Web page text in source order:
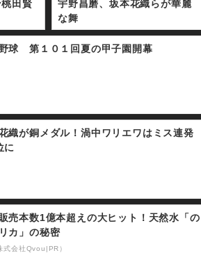
田賢
宇野昌磨、坂本花織らが華麗
な舞
球 第１０１回夏の甲子園開幕
織が銅メダル！渦中ワリエワはミス連発
に
売本数1億本超えの大ヒット！天然水「の
カ」の秘密
式会社Qvou|PR）